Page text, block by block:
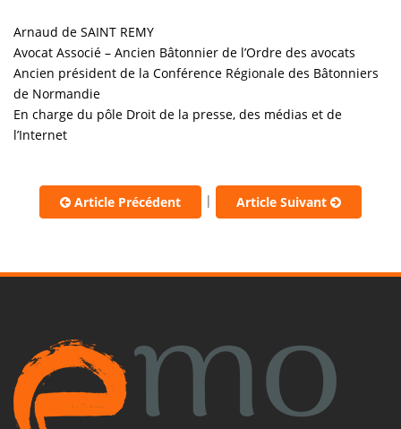
Arnaud de SAINT REMY
Avocat Associé – Ancien Bâtonnier de l’Ordre des avocats
Ancien président de la Conférence Régionale des Bâtonniers
de Normandie
En charge du pôle Droit de la presse, des médias et de
l’Internet
Article Précédent | Article Suivant